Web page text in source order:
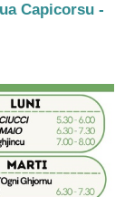
Capicorsu -